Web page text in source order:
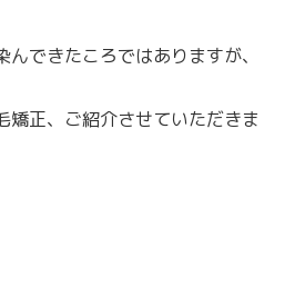
できたころではありますが、
矯正、ご紹介させていただきま